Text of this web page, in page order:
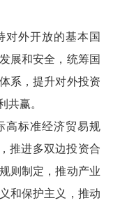
外开放的基本国
展和安全，统筹国
系，提升对外投资
共赢。
标准经济贸易规
推进多双边投资合
则制定，推动产业
和保护主义，推动